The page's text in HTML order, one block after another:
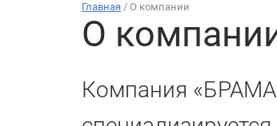
Главная / О компании
О
Компания